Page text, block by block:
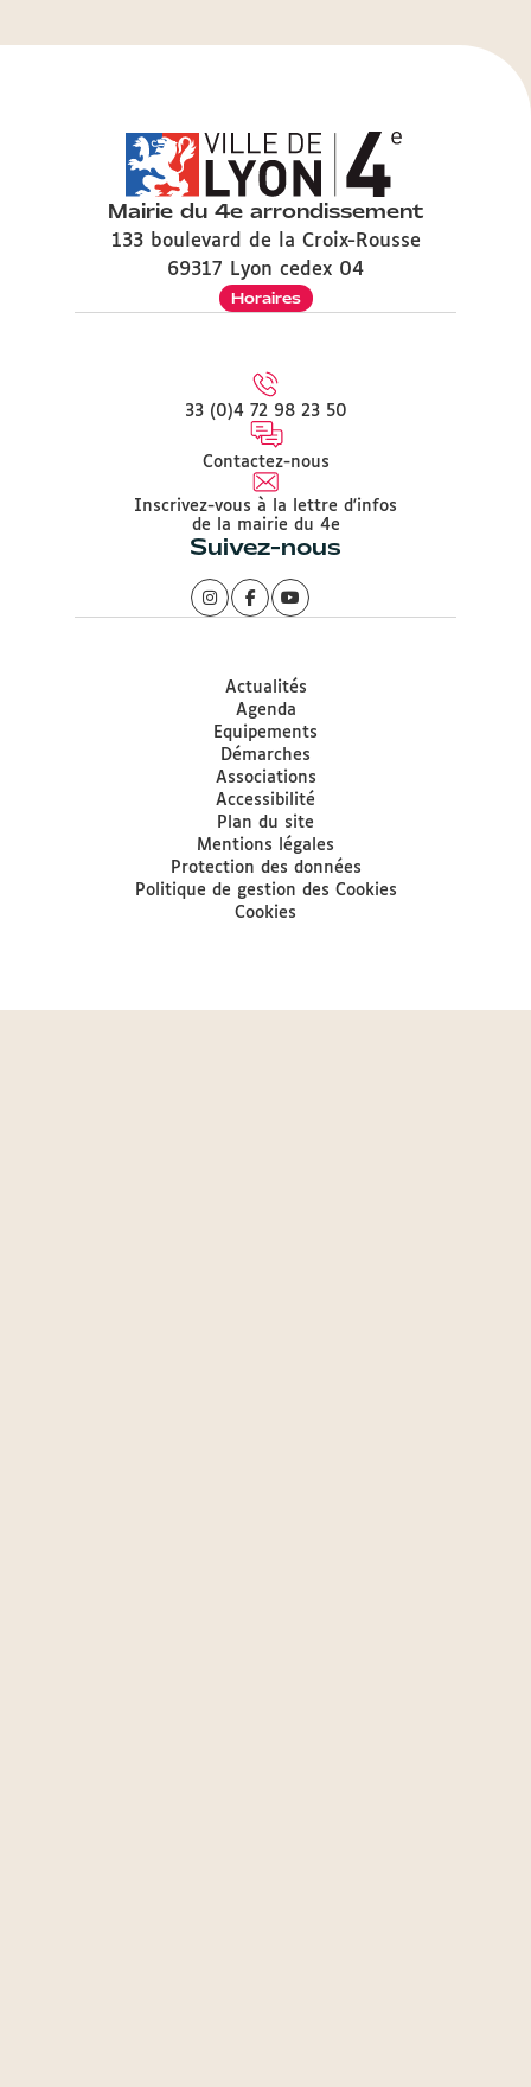
Mairie du 4e arrondissement
133 boulevard de la Croix-Rousse
69317 Lyon cedex 04
Horaires
33 (0)4 72 98 23 50
Contactez-nous
Inscrivez-vous à la lettre d'infos
de la mairie du 4e
Suivez-nous
Actualités
Agenda
Equipements
Démarches
Associations
Accessibilité
Plan du site
Mentions légales
Protection des données
Politique de gestion des Cookies
Cookies